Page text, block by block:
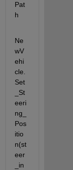
Pat
h
Ne
wV
ehi
cle.
Set
_St
eeri
ng_
Pos
itio
n(st
eer
_in